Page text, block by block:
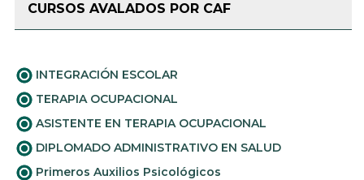
CURSOS AVALADOS POR CAF
INTEGRACIÓN ESCOLAR
TERAPIA OCUPACIONAL
ASISTENTE EN TERAPIA OCUPACIONAL
DIPLOMADO ADMINISTRATIVO EN SALUD
Primeros Auxilios Psicológicos